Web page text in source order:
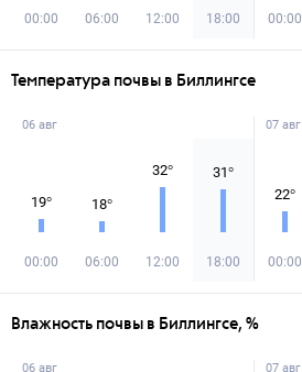
00:00 06:00 12:00 18:00 00:00
Температура почвы в Биллингсе
06 авг
19°
00:00
18°
06:00
32°
12:00
31°
18:00
07 авг
22°
00:00
Влажность почвы в Биллингсе, %
06 авг 07 авг